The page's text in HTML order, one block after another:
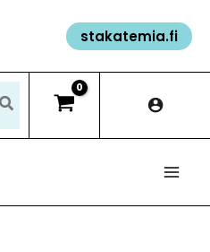
stakatemia.fi